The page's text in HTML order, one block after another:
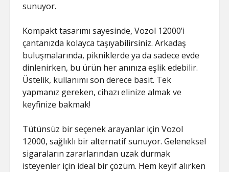
sunuyor.
Kompakt tasarımı sayesinde, Vozol 12000’i
çantanızda kolayca taşıyabilirsiniz. Arkadaş
buluşmalarında, pikniklerde ya da sadece evde
dinlenirken, bu ürün her anınıza eşlik edebilir.
Üstelik, kullanımı son derece basit. Tek
yapmanız gereken, cihazı elinize almak ve
keyfinize bakmak!
Tütünsüz bir seçenek arayanlar için Vozol
12000, sağlıklı bir alternatif sunuyor. Geleneksel
sigaraların zararlarından uzak durmak
isteyenler için ideal bir çözüm. Hem keyif alırken